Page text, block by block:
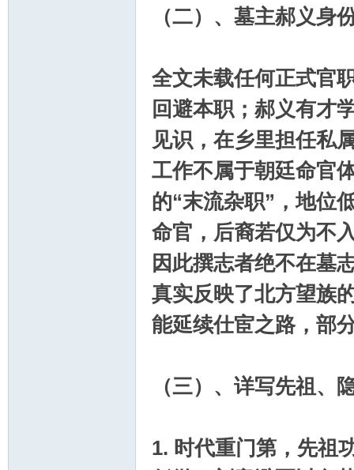
（二）、墓主郝义身
全文未载任何正式官
回避本职；郝义有才
见识，在乡里担任私
工作不属于朝廷命官
的“末流杂职”，地位
命官，后裔若仅为不
因此撰志者绝不在墓
真实反映了北方望族
能延续仕宦之路，部
（三）、详写先祖、
1. 时代重门第，先祖